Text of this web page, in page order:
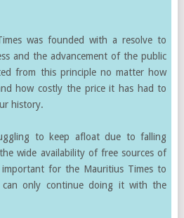
was founded with a resolve to
and the advancement of the public
from this principle no matter how
how costly the price it has had to
history.
to keep afloat due to falling
wide availability of free sources of
for the Mauritius Times to
can only continue doing it with the